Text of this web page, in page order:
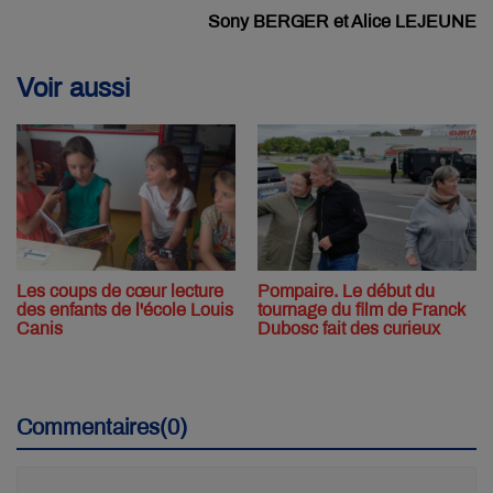
Sony BERGER et Alice LEJEUNE
Voir aussi
Les coups de cœur lecture
des enfants de l'école Louis
Canis
Pompaire. Le début du
tournage du film de Franck
Dubosc fait des curieux
Commentaires(0)